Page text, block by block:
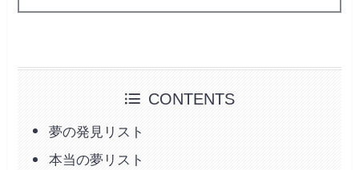
CONTENTS
夢の発見リスト
本当の夢リスト